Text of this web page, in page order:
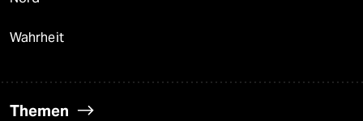
Wahrheit
Themen